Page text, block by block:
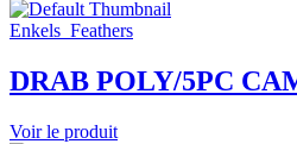
Enkels_Feathers
DRAB POLY/5PC
Voir le produit